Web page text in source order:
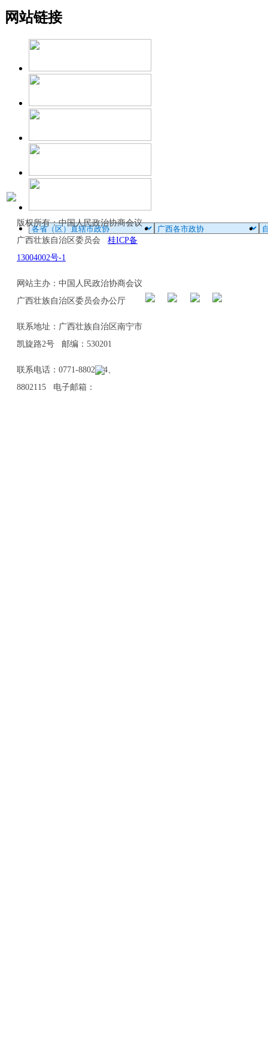
网站链接
版权所有：中国人民政治协商会议
广西壮族自治区委员会 桂ICP备
13004002号-1
网站主办：中国人民政治协商会议
广西壮族自治区委员会办公厅
联系地址：广西壮族自治区南宁市
凯旋路2号 邮编：530201
联系电话：0771-8802114、
8802115 电子邮箱：